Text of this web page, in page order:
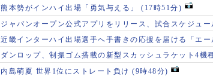
熊本勢がインハイ出場「勇気与える」 (17時51分)
ジャパンオープン公式アプリをリリース、試合スケジュー
近畿インターハイ出場選手へ手書きの応援を届ける「エー
ダンロップ、制振ゴム搭載の新型スカッシュラケット4機
内島萌夏 世界1位にストレート負け (9時48分)